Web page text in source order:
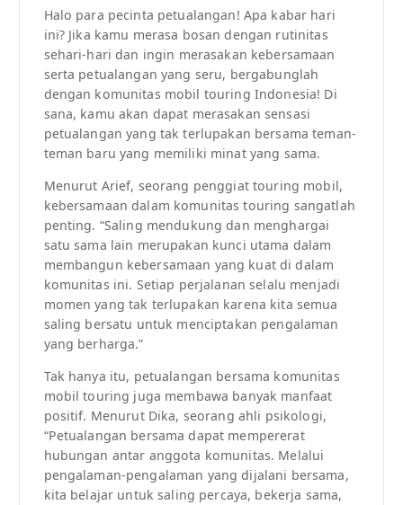
Halo para pecinta petualangan! Apa kabar hari
ini? Jika kamu merasa bosan dengan rutinitas
sehari-hari dan ingin merasakan kebersamaan
serta petualangan yang seru, bergabunglah
dengan komunitas mobil touring Indonesia! Di
sana, kamu akan dapat merasakan sensasi
petualangan yang tak terlupakan bersama teman-
teman baru yang memiliki minat yang sama.
Menurut Arief, seorang penggiat touring mobil,
kebersamaan dalam komunitas touring sangatlah
penting. “Saling mendukung dan menghargai
satu sama lain merupakan kunci utama dalam
membangun kebersamaan yang kuat di dalam
komunitas ini. Setiap perjalanan selalu menjadi
momen yang tak terlupakan karena kita semua
saling bersatu untuk menciptakan pengalaman
yang berharga.”
Tak hanya itu, petualangan bersama komunitas
mobil touring juga membawa banyak manfaat
positif. Menurut Dika, seorang ahli psikologi,
“Petualangan bersama dapat mempererat
hubungan antar anggota komunitas. Melalui
pengalaman-pengalaman yang dijalani bersama,
kita belajar untuk saling percaya, bekerja sama,